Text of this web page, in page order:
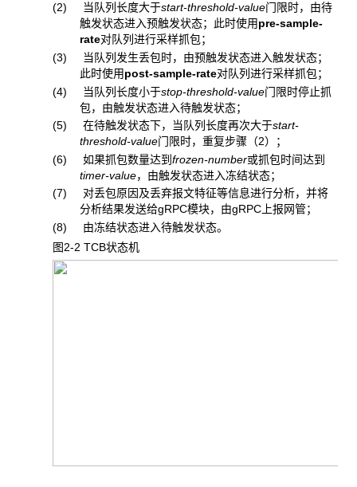
(2) 当队列长度大于start-threshold-value门限时，由待
触发状态进入预触发状态；此时使用pre-sample-
rate对队列进行采样抓包；
(3) 当队列发生丢包时，由预触发状态进入触发状态；
此时使用post-sample-rate对队列进行采样抓包；
(4) 当队列长度小于stop-threshold-value门限时停止抓
包，由触发状态进入待触发状态；
(5) 在待触发状态下，当队列长度再次大于start-
threshold-value门限时，重复步骤（2）；
(6) 如果抓包数量达到 frozen-number或抓包时间达到
timer-value，由触发状态进入冻结状态；
(7) 对丢包原因及丢弃报文特征等信息进行分析，并将
分析结果发送给gRPC模块，由gRPC上报网管；
(8) 由冻结状态进入待触发状态。
图2-2 TCB状态机